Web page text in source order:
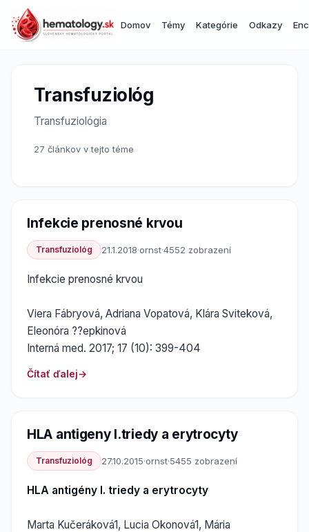
Domov Témy Kategórie Odkazy
Transfuziológ
Transfuziológia
27 článkov v tejto téme
Infekcie prenosné krvou
Transfuziológ 21.1.2018·ornst·4552 zobrazení
Infekcie prenosné krvou
Viera Fábryová, Adriana Vopatová, Klára Sviteková,
Eleonóra ??epkinová
Interná med. 2017; 17 (10): 399-404
Čítať ďalej
HLA antigeny I.triedy a erytrocyty
Transfuziológ 27.10.2015·ornst·5455 zobrazení
HLA antigény I. triedy a erytrocyty
Marta Kučeráková1, Lucia Okonová1, Mária